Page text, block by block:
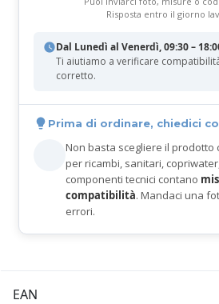
Risposta entro il giorno
Dal Lunedì al Venerdì, 09:30 –
Ti aiutiamo a verificare
corretto.
Prima di ordinare, chiedici
Non basta scegliere il prodotto
per ricambi, sanitari,
componenti tecnici contano
compatibilità. Mandaci una
errori.
EAN